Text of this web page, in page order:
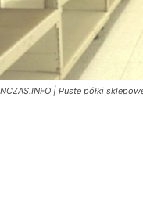
NCZAS.INFO | Puste półki